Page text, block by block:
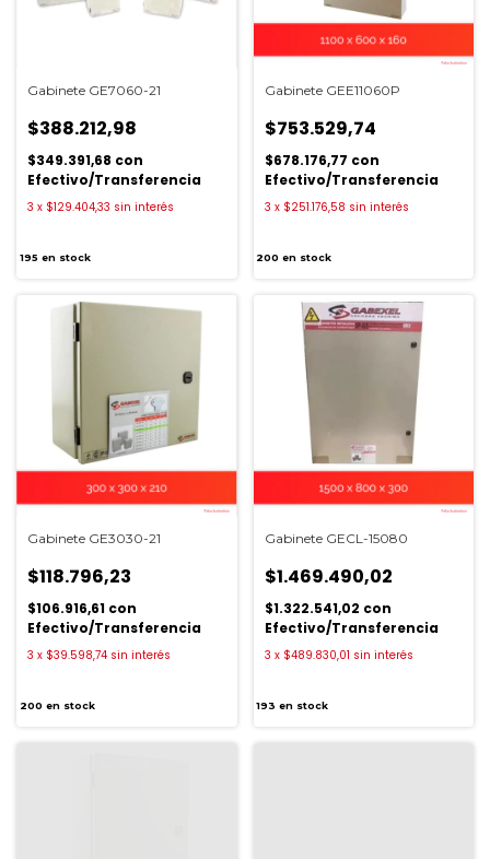
Gabinete GE7060-21
$388.212,98
$349.391,68 con
Efectivo/Transferencia
3 x $129.404,33 sin interés
195 en stock
Gabinete GEE11060P
$753.529,74
$678.176,77 con
Efectivo/Transferencia
3 x $251.176,58 sin interés
200 en stock
Gabinete GE3030-21
$118.796,23
$106.916,61 con
Efectivo/Transferencia
3 x $39.598,74 sin interés
200 en stock
Gabinete GECL-15080
$1.469.490,02
$1.322.541,02 con
Efectivo/Transferencia
3 x $489.830,01 sin interés
193 en stock